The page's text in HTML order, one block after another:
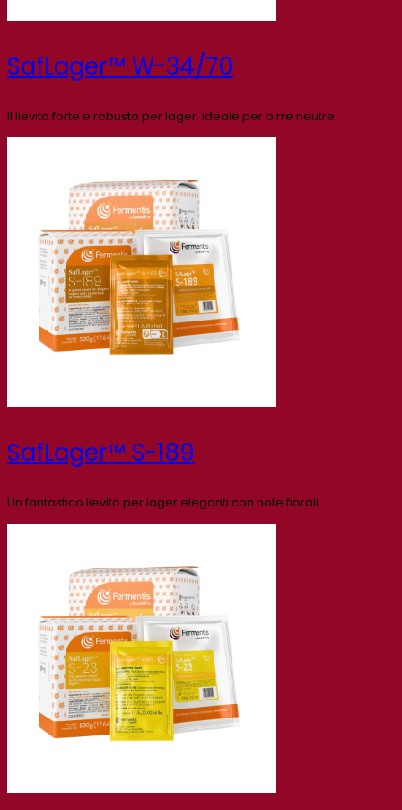
SafLager™ W-34/70
Il lievito forte e robusto per lager, ideale per birre neutre
SafLager™ S-189
Un fantastico lievito per lager eleganti con note fiorali